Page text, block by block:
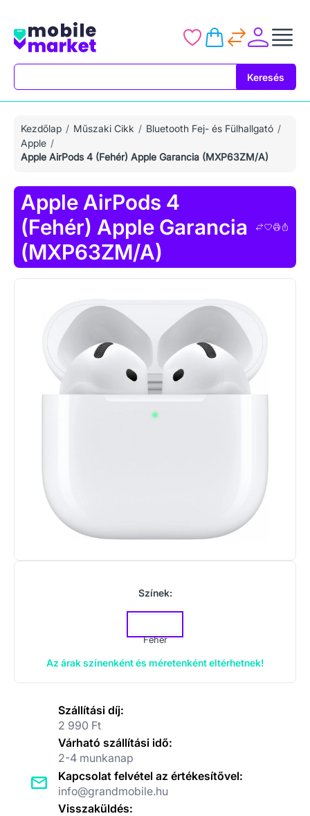
Keresés
Kezdőlap Műszaki Cikk
Bluetooth Fej- és Fülhallgató
Apple
Apple AirPods 4 (Fehér) Apple Garancia (MXP63ZM/A)
Apple AirPods 4
(Fehér) Apple Garancia
(MXP63ZM/A)
Színek:
Fehér
Az árak színenként és méretenként eltérhetnek!
Szállítási díj:
2 990 Ft
Várható szállítási idő:
2-4 munkanap
Kapcsolat felvétel az értékesítővel:
info@grandmobile.hu
Visszaküldés: